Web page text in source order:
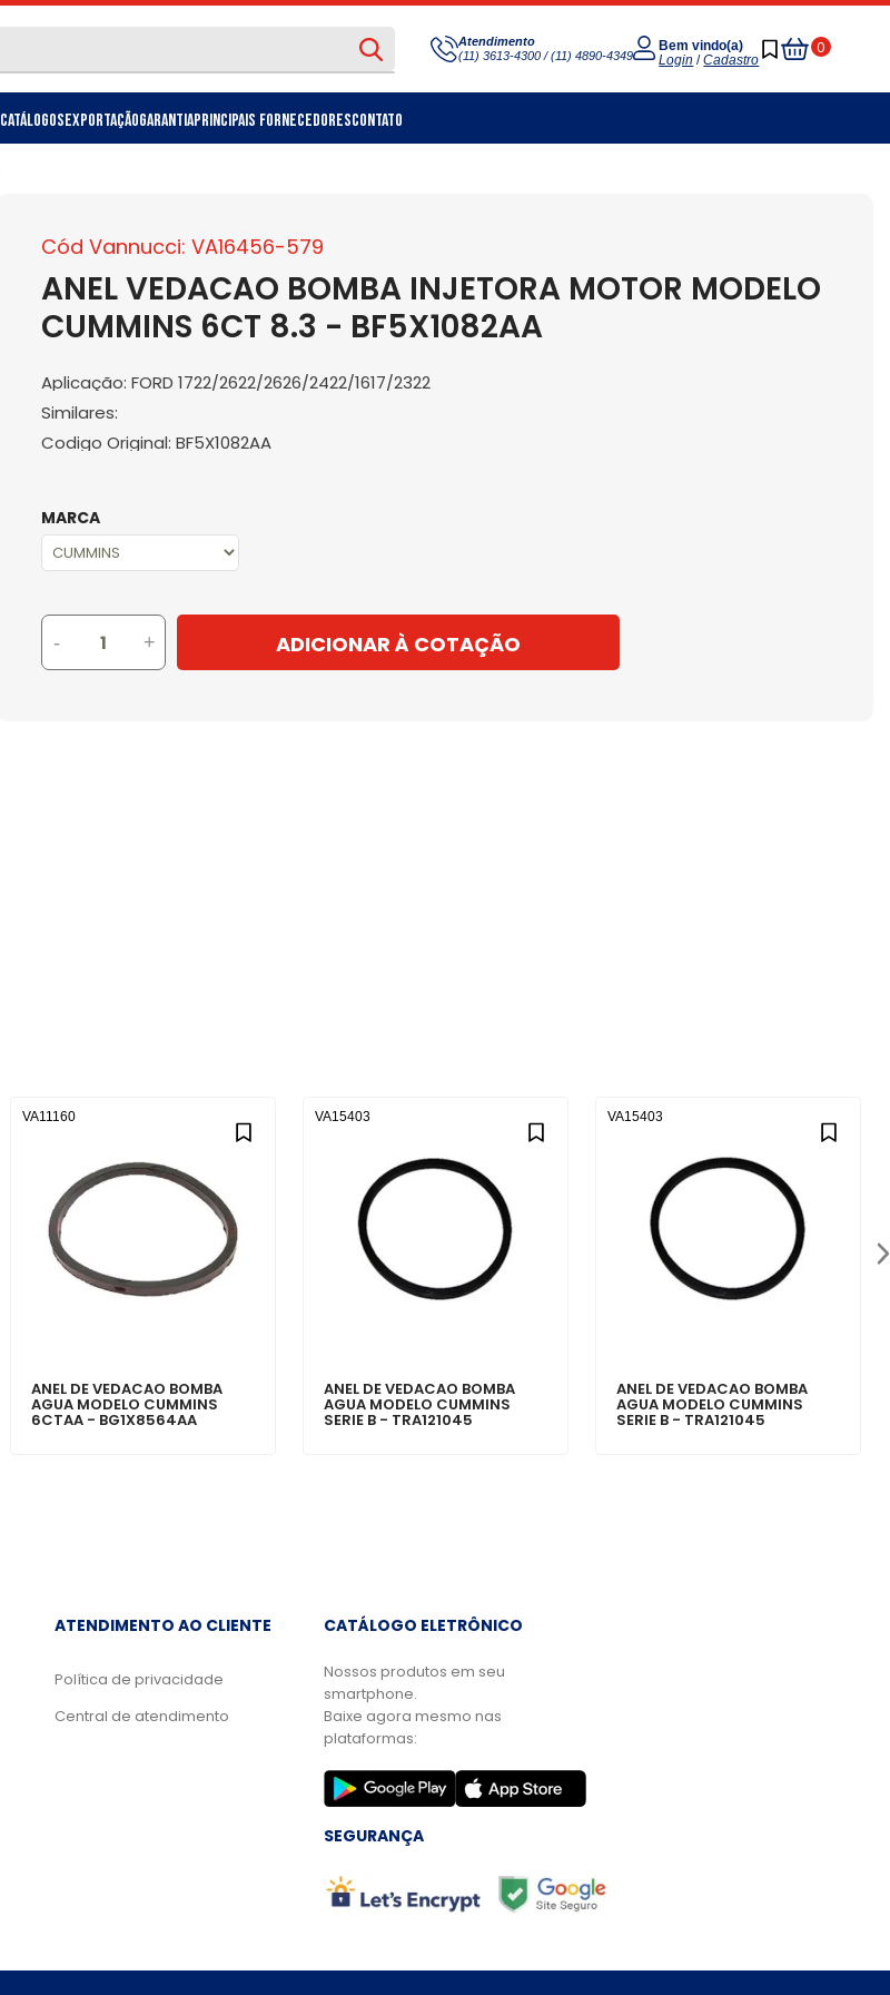
Atendimento
(11) 3613-4300 / (11) 4890-4349
Bem vindo(a)
Login /Cadastro
0
Meu
Carrinho
CatálogosExportaçãoGarantiaPrincipais FornecedoresContato
Cód Vannucci: VA16456-579
ANEL VEDACAO BOMBA INJETORA MOTOR MODELO
CUMMINS 6CT 8.3 - BF5X1082AA
Aplicação: FORD 1722/2622/2626/2422/1617/2322
Similares:
Codigo Original: BF5X1082AA
MARCA
- + ADICIONAR À COTAÇÃO
ANEL DE VEDACAO BOMBA
AGUA MODELO CUMMINS
6CTAA - BG1X8564AA
VA11160
ANEL DE VEDACAO BOMBA
AGUA MODELO CUMMINS
SERIE B - TRA121045
VA15403
ANEL DE VEDACAO BOMBA
AGUA MODELO CUMMINS
SERIE B - TRA121045
VA15403
ATENDIMENTO AO CLIENTE
Política de privacidade
Central de atendimento
CATÁLOGO ELETRÔNICO
Nossos produtos em seu
smartphone.
Baixe agora mesmo nas
plataformas:
SEGURANÇA